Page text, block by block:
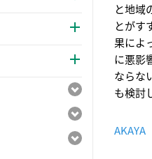
と地域
とがす
果によ
に悪影
ならな
も検討
AKAYA